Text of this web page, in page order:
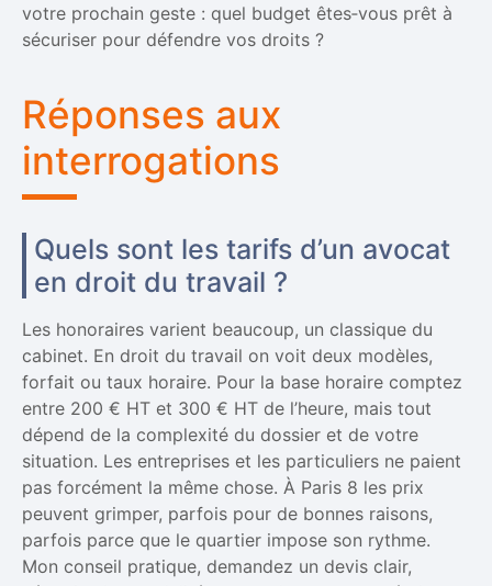
votre prochain geste : quel budget êtes‑vous prêt à
sécuriser pour défendre vos droits ?
Réponses aux
interrogations
Quels sont les tarifs d’un avocat
en droit du travail ?
Les honoraires varient beaucoup, un classique du
cabinet. En droit du travail on voit deux modèles,
forfait ou taux horaire. Pour la base horaire comptez
entre 200 € HT et 300 € HT de l’heure, mais tout
dépend de la complexité du dossier et de votre
situation. Les entreprises et les particuliers ne paient
pas forcément la même chose. À Paris 8 les prix
peuvent grimper, parfois pour de bonnes raisons,
parfois parce que le quartier impose son rythme.
Mon conseil pratique, demandez un devis clair,